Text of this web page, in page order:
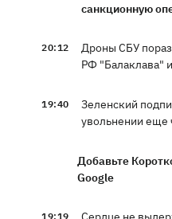
санкционную
20:12
Дроны СБУ
РФ "Балаклава"
19:40
Зеленский
увольнении еще
Добавьте
Google
19:19